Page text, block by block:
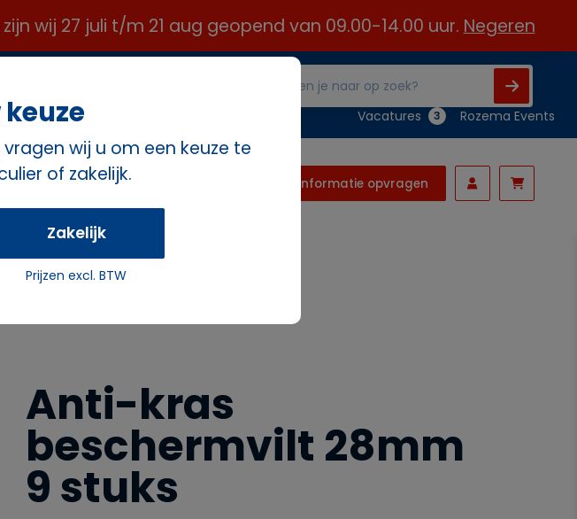
zijn wij 27 juli t/m 21 aug geopend van 09.00-14.00 uur. Negeren
Vacatures 3 Rozema Events
Informatie opvragen
stuks
Anti-kras
beschermvilt 28mm
9 stuks
wij u om een keuze te
of zakelijk.
Zakelijk
Prijzen excl. BTW